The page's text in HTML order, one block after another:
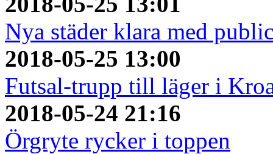
Nya städer klara med
2018-05-25 13:00
Futsal-trupp till läger i
2018-05-24 21:16
Örgryte rycker i toppen